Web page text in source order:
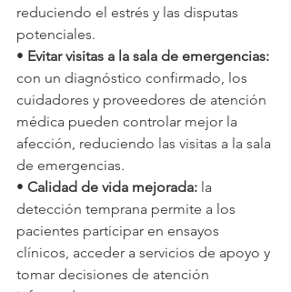
reduciendo el estrés y las disputas
potenciales.
• Evitar visitas a la sala de emergencias:
con un diagnóstico confirmado, los
cuidadores y proveedores de atención
médica pueden controlar mejor la
afección, reduciendo las visitas a la sala
de emergencias.
• Calidad de vida mejorada: la
detección temprana permite a los
pacientes participar en ensayos
clínicos, acceder a servicios de apoyo y
tomar decisiones de atención